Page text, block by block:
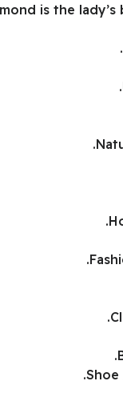
is the lady’s
Shoe